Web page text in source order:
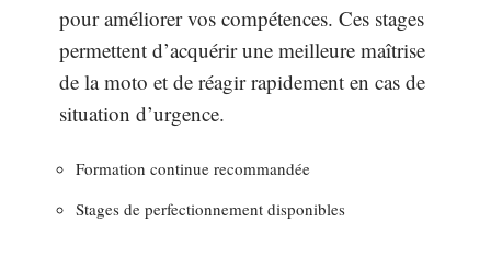
pour améliorer vos compétences. Ces stages
permettent d’acquérir une meilleure maîtrise
de la moto et de réagir rapidement en cas de
situation d’urgence.
Formation continue recommandée
Stages de perfectionnement disponibles